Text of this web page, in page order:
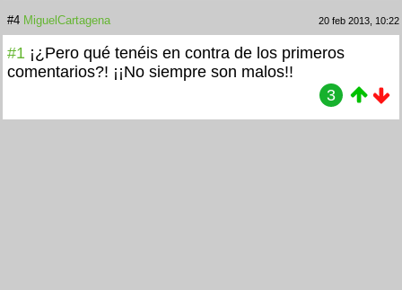
#4 MiguelCartagena 20 feb 2013, 10:22
#1 ¡¿Pero qué tenéis en contra de los primeros
comentarios?! ¡¡No siempre son malos!!
3